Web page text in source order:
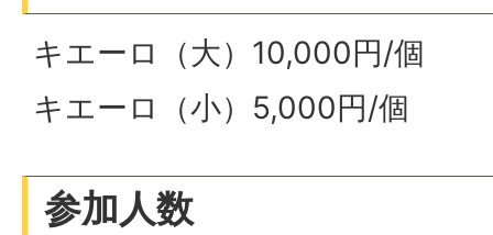
キエーロ（大）10,000円/個
キエーロ（小）5,000円/個
参加人数